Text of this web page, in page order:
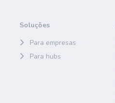
Soluções
Para empresas
Para hubs